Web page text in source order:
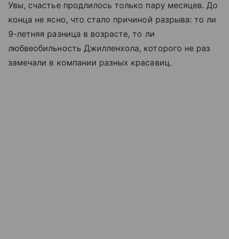
Увы, счастье продлилось только пару месяцев. До
конца не ясно, что стало причиной разрыва: то ли
9-летняя разница в возрасте, то ли
любвеобильность Джилленхола, которого не раз
замечали в компании разных красавиц.